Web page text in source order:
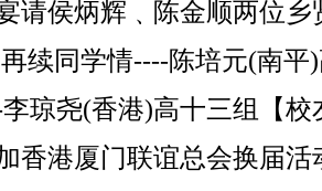
请侯炳辉﹑陈金顺两位乡
续同学情----陈培元(南平
琼尧(香港)高十三组【校
香港厦门联谊总会换届活